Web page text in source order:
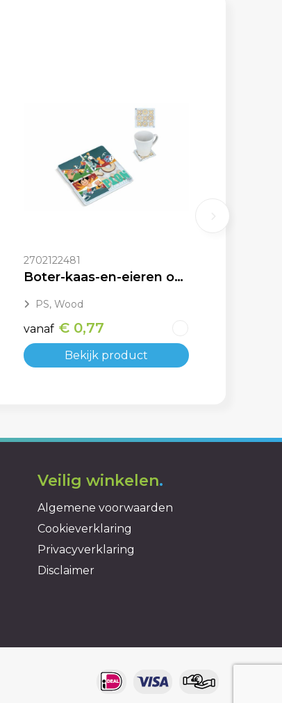
2702122481
Boter-kaas-en-eieren onderzetter
PS, Wood
vanaf € 0,77
Bekijk product
Veilig winkelen.
Algemene voorwaarden
Cookieverklaring
Privacyverklaring
Disclaimer